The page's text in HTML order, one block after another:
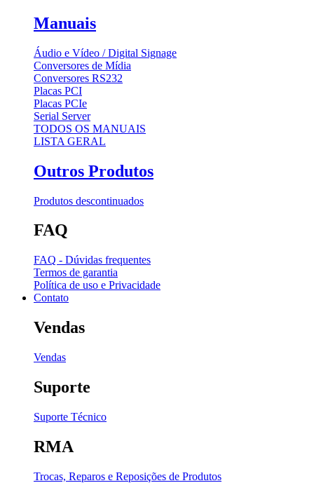
Manuais
Áudio e Vídeo / Digital Signage
Conversores de Mídia
Conversores RS232
Placas PCI
Placas PCIe
Serial Server
TODOS OS MANUAIS
LISTA GERAL
Outros Produtos
Produtos descontinuados
FAQ
FAQ - Dúvidas frequentes
Termos de garantia
Política de uso e Privacidade
Contato
Vendas
Vendas
Suporte
Suporte Técnico
RMA
Trocas, Reparos e Reposições de Produtos